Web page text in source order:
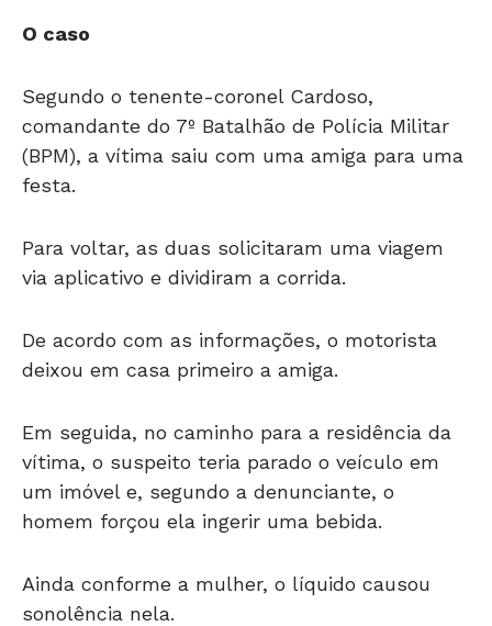
O caso
Segundo o tenente-coronel Cardoso,
comandante do 7º Batalhão de Polícia Militar
(BPM), a vítima saiu com uma amiga para uma
festa.
Para voltar, as duas solicitaram uma viagem
via aplicativo e dividiram a corrida.
De acordo com as informações, o motorista
deixou em casa primeiro a amiga.
Em seguida, no caminho para a residência da
vítima, o suspeito teria parado o veículo em
um imóvel e, segundo a denunciante, o
homem forçou ela ingerir uma bebida.
Ainda conforme a mulher, o líquido causou
sonolência nela.